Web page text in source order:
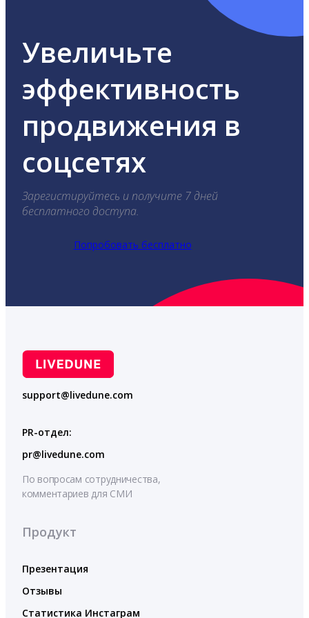
Увеличьте
эффективность
продвижения в
соцсетях
Зарегистируйтесь и получите 7 дней
бесплатного доступа.
Попробовать бесплатно
support@livedune.com
PR-отдел:
pr@livedune.com
По вопросам сотрудничества,
комментариев для СМИ
Продукт
Презентация
Отзывы
Статистика Инстаграм